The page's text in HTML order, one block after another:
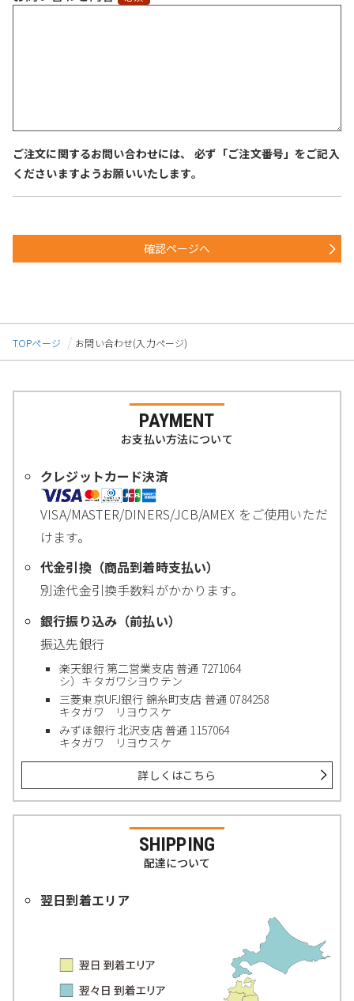
ご注文に関するお問い合わせには、 必ず「ご注文番号」をご記入
くださいますようお願いいたします。
確認ページへ
TOPページ お問い合わせ(入力ページ)
PAYMENT
お支払い方法について
クレジットカード決済
VISA/MASTER/DINERS/JCB/AMEX をご使用いただ
けます。
代金引換（商品到着時支払い）
別途代金引換手数料がかかります。
銀行振り込み（前払い）
振込先銀行
楽天銀行 第二営業支店 普通 7271064
シ）キタガワシヨウテン
三菱東京UFJ銀行 錦糸町支店 普通 0784258
キタガワ リヨウスケ
みずほ銀行 北沢支店 普通 1157064
キタガワ リヨウスケ
詳しくはこちら
SHIPPING
配達について
翌日到着エリア